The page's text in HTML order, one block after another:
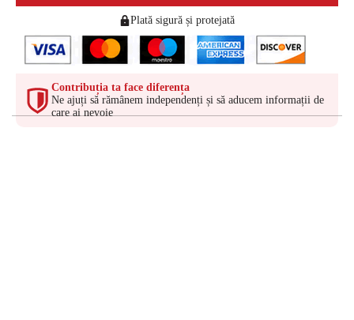
Plată sigură și protejată
Contribuția ta face diferența
Ne ajuți să rămânem independenți și să aducem informații de
care ai nevoie